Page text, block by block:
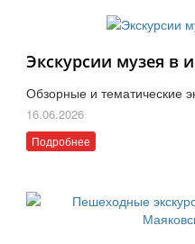
Экскурсии музея в
Обзорные и тематические
16.06.2026
Подробнее